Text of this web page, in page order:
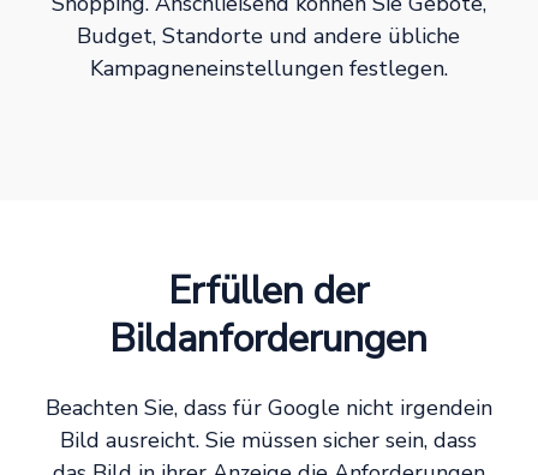
Budget, Standorte und andere übliche
Kampagneneinstellungen festlegen.
Erfüllen der
Bildanforderungen
Beachten Sie, dass für Google nicht irgendein
Bild ausreicht. Sie müssen sicher sein, dass